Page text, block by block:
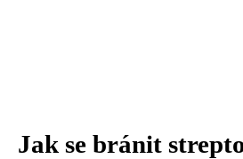
Jak se bránit